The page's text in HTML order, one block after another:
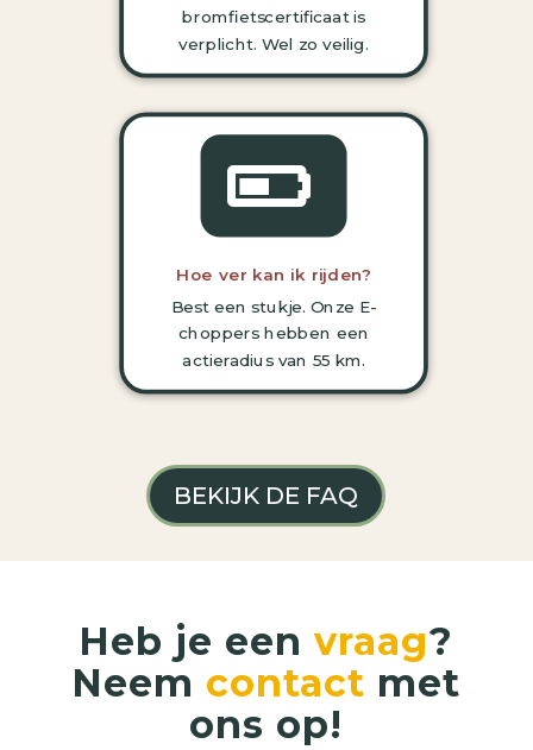
bromfietscertificaat is
verplicht. Wel zo veilig.

Hoe ver kan ik rijden?
Best een stukje. Onze E-
choppers hebben een
actieradius van 55 km.
BEKIJK DE FAQ
Heb je eenvraag?
Neem contact met
ons op!